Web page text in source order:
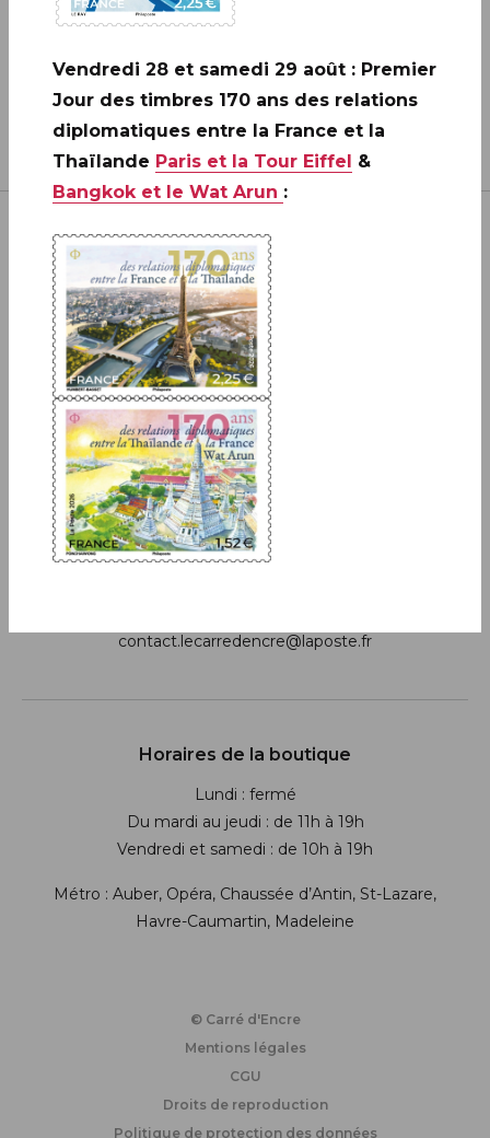
Inscrivez-vous à notre newsletter
JE M'ABONNE
Boutique
13 bis rue des Mathurins 75009 Paris
contact.lecarredencre@laposte.fr
Horaires de la boutique
Lundi : fermé
Du mardi au jeudi : de 11h à 19h
Vendredi et samedi : de 10h à 19h
Métro : Auber, Opéra, Chaussée d’Antin, St-Lazare,
Havre-Caumartin, Madeleine
© Carré d'Encre
Mentions légales
CGU
Droits de reproduction
Politique de protection des données
Vendredi 28 et samedi 29 août : Premier
Jour des timbres 170 ans des relations
diplomatiques entre la France et la
Thaïlande Paris et la Tour Eiffel &
Bangkok et le Wat Arun :